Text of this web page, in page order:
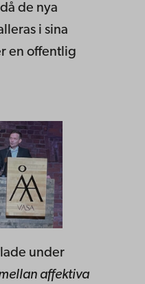
de nya
i sina
en offentlig
under
affektiva